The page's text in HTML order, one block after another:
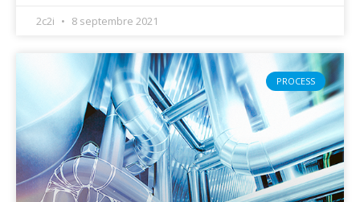
2c2i 8 septembre 2021
PROCESS